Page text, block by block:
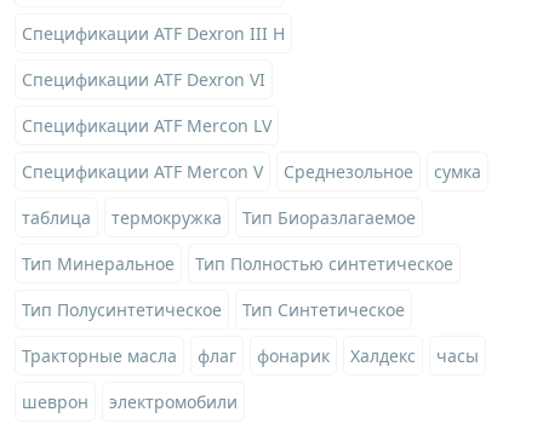
Спецификации ATF Dexron III H
Спецификации ATF Dexron VI
Спецификации ATF Mercon LV
Спецификации ATF Mercon V
Среднезольное
сумка
таблица
термокружка
Тип Биоразлагаемое
Тип Минеральное
Тип Полностью синтетическое
Тип Полусинтетическое
Тип Синтетическое
Тракторные масла
флаг фонарик Халдекс
часы
шеврон
электромобили